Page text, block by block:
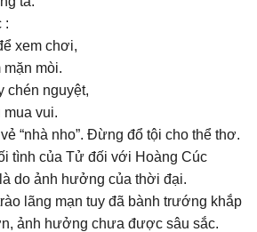
:
xem chơi,
mòi.
chén nguyệt,
vui.
“nhà nho”. Đừng đổ tội cho thể thơ.
tình của Tử đối với Hoàng Cúc
do ảnh hưởng của thời đại.
lãng mạn tuy đã bành trướng khắp
ảnh hưởng chưa được sâu sắc.